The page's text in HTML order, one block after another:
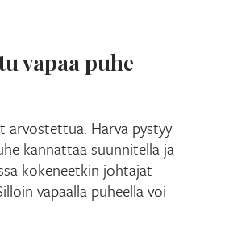
vapaa puhe
arvostettua. Harva pystyy
kannattaa suunnitella ja
kokeneetkin johtajat
vapaalla puheella voi